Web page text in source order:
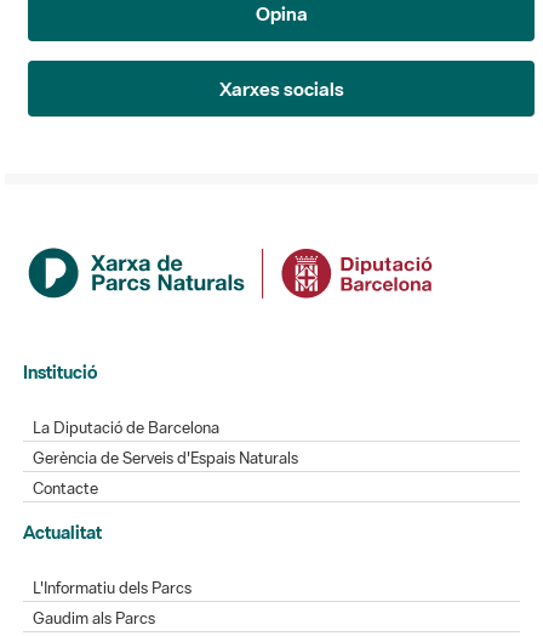
Opina
Xarxes socials
Institució
La Diputació de Barcelona
Gerència de Serveis d'Espais Naturals
Contacte
Actualitat
L'Informatiu dels Parcs
Gaudim als Parcs